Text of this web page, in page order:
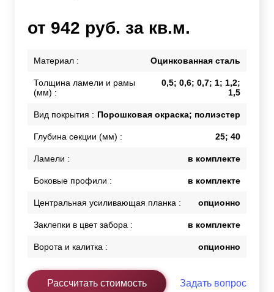
от 942 руб. за кв.м.
Материал : Оцинкованная сталь
Толщина ламели и рамы
(мм) :
0,5; 0,6; 0,7; 1; 1,2;
1,5
Вид покрытия : Порошковая окраска; полиэстер
Глубина секции (мм) : 25; 40
Ламели : в комплекте
Боковые профили : в комплекте
Центральная усиливающая планка : опционно
Заклепки в цвет забора : в комплекте
Ворота и калитка : опционно
Рассчитать стоимость Задать вопрос